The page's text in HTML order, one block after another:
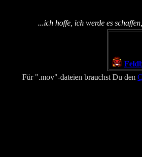
...ich hoffe, ich werde es
Für ".mov"-dateien brauchst Du den